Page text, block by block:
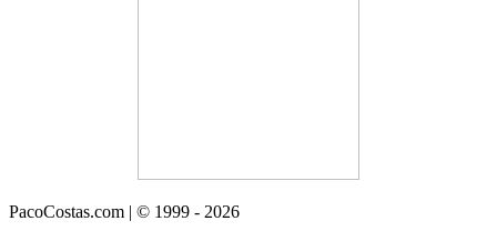
PacoCostas.com | © 1999 - 2026